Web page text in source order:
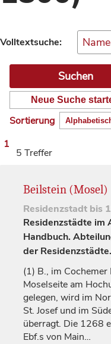
Volltextsuche:
Neue Suche
Sortierung
1
5 Treffer
Beilstein (Mosel)
Residenzstadt bis
Residenzstädte im
Handbuch.
der
(1) B., im Cochemer
Moselseite am
gelegen, wird im
St. Josef und im
überragt. Die 1268
Ebf.s von Main…